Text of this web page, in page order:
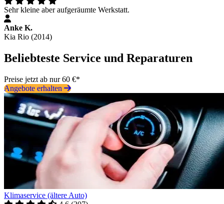
Sehr kleine aber aufgeräumte Werkstatt.
Anke K.
Kia Rio (2014)
Beliebteste Service und Reparaturen
Preise jetzt ab nur 60 €*
Angebote erhalten
Klimaservice (ältere Auto)